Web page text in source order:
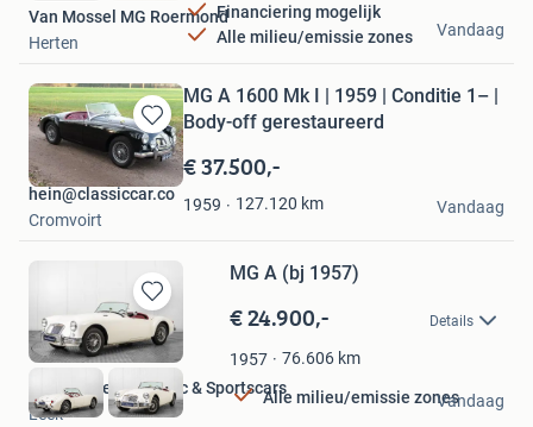
Financiering mogelijk
Alle milieu/emissie zones
Van Mossel MG Roermond
Herten
Vandaag
Bewaren
in
Mijn
Favorieten
MG A 1600 Mk I | 1959 | Conditie 1– |
Body-off gerestaureerd
€ 37.500,-
1959 127.120 km
hein@classiccar.co
Cromvoirt
Vandaag
Bewaren
in
Mijn
Favorieten
MG A (bj 1957)
€ 24.900,- Details
1957 76.606 km
Alle milieu/emissie zones
Hofman Leek Classic & Sportscars
Leek
Vandaag